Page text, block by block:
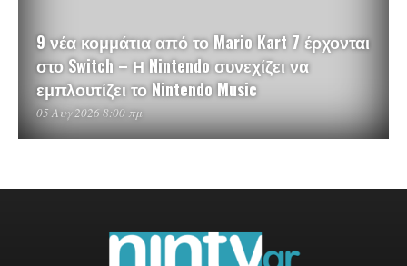
9 νέα κομμάτια από το Mario Kart 7 έρχονται
στο Switch – Η Nintendo συνεχίζει να
εμπλουτίζει το Nintendo Music
05 Αυγ 2026 8:00 πμ